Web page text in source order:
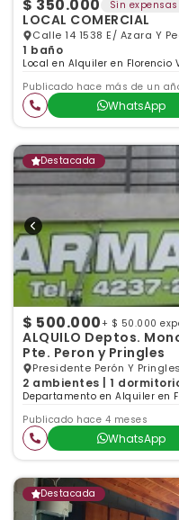
$ 350.000 Sin expensas
LOCAL COMERCIAL
Calle 14 1538 E/ Azara Y
1 baño
Local en Alquiler en Florencio
Publicado hace más de un
WhatsApp
Destacada
$ 500.000 + $ 50.000
ALQUILO Deptos.
Pte. Peron y Pringles
Presidente Perón Y
2 ambientes | 1
Departamento en Alquiler en
Publicado hace 4 meses
WhatsApp
Destacada